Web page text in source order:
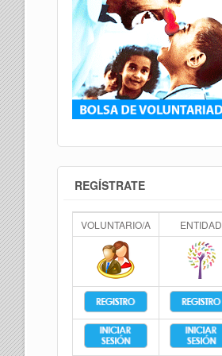
REGÍSTRATE
VOLUNTARIO/A ENTIDAD